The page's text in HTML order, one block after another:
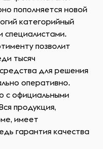
пополняется новой
категорийный
специалистами.
позволит
тысяч
для решения
оперативно.
с официальными
продукция,
имеет
гарантия качества